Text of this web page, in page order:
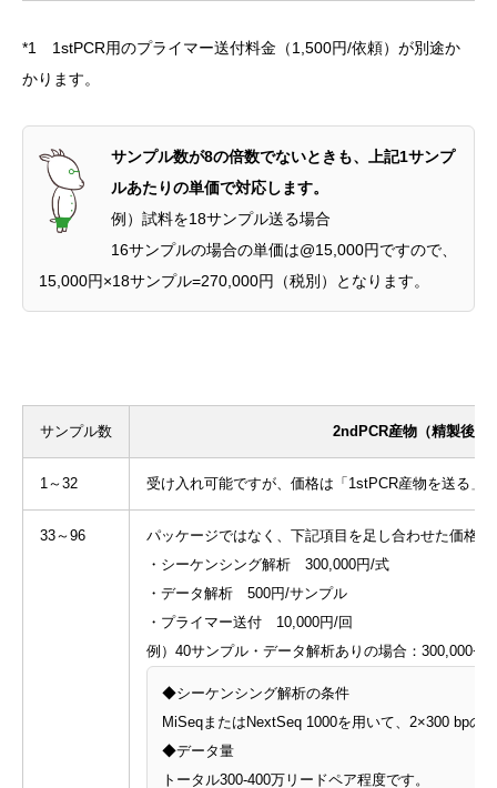
*1 1stPCR用のプライマー送付料金（1,500円/依頼）が別途か
かります。
サンプル数が8の倍数でないときも、上記1サンプ
ルあたりの単価で対応します。
例）試料を18サンプル送る場合
16サンプルの場合の単価は@15,000円ですので、
15,000円×18サンプル=270,000円（税別）となります。
サンプル数 2ndPCR産物（精製後・
1～32 受け入れ可能ですが、価格は「1stPCR産物を送る」
33～96
パッケージではなく、下記項目を足し合わせた価格に
・シーケンシング解析 300,000円/式
・データ解析 500円/サンプル
・プライマー送付 10,000円/回
例）40サンプル・データ解析ありの場合：
◆シーケンシング解析の条件
MiSeqまたはNextSeq 1000を用いて、2×300 bpの
◆データ量
トータル300-400万リードペア程度です。